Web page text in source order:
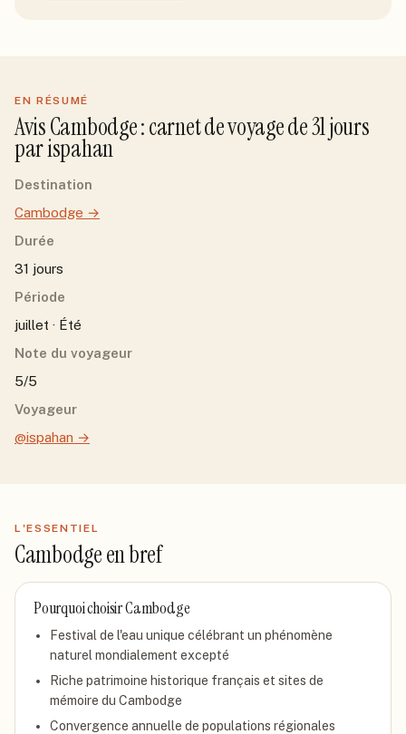
EN RÉSUMÉ
AvisCambodge: carnet de voyage de31jours
parispahan
Destination
Cambodge →
Durée
31 jours
Période
juillet · Été
Note du voyageur
5/5
Voyageur
@ispahan →
L'ESSENTIEL
Cambodgeen bref
Pourquoi choisirCambodge
Festival de l'eau unique célébrant un phénomène
naturel mondialement excepté
Riche patrimoine historique français et sites de
mémoire du Cambodge
Convergence annuelle de populations régionales